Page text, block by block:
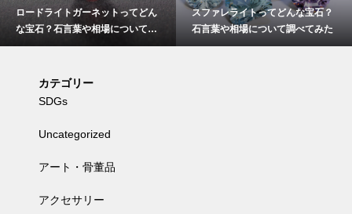
ロードライトガーネットってどん
な宝石？石言葉や相場について調
べてみた
スファレライトってどんな宝石？
石言葉や相場について調べてみた
カテゴリー
SDGs
Uncategorized
アート・骨董品
アクセサリー